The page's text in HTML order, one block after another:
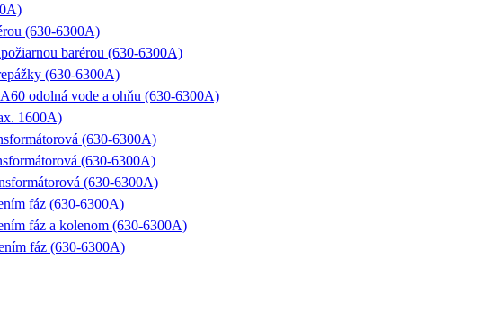
(630-6300A)
barérou (630-6300A)
(630-6300A)
odolná vode a ohňu (630-6300A)
1600A)
(630-6300A)
(630-6300A)
(630-6300A)
fáz (630-6300A)
fáz a kolenom (630-6300A)
fáz (630-6300A)